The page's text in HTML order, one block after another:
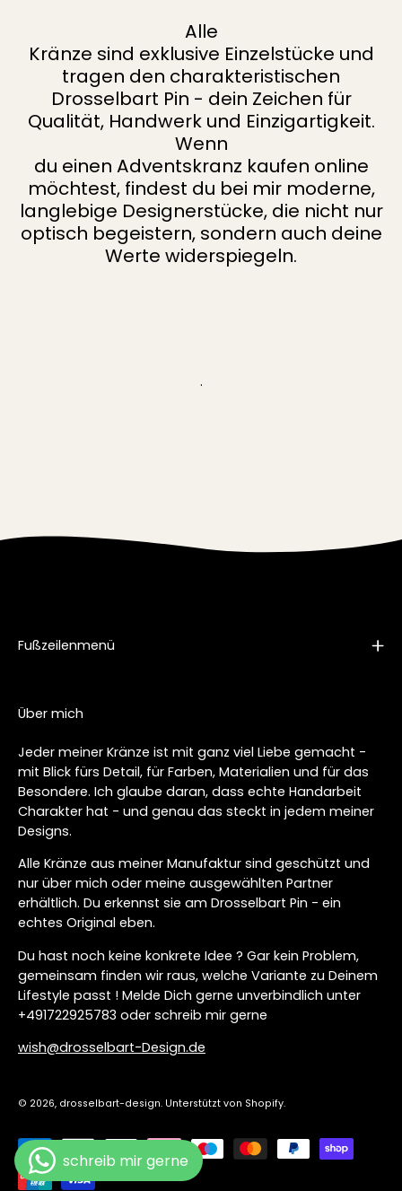
Alle
Kränze sind exklusive Einzelstücke und
tragen den charakteristischen
Drosselbart Pin - dein Zeichen für
Qualität, Handwerk und Einzigartigkeit.
Wenn
du einen Adventskranz kaufen online
möchtest, findest du bei mir moderne,
langlebige Designerstücke, die nicht nur
optisch begeistern, sondern auch deine
Werte widerspiegeln.
.
Fußzeilenmenü
Über mich
Jeder meiner Kränze ist mit ganz viel Liebe gemacht -
mit Blick fürs Detail, für Farben, Materialien und für das
Besondere. Ich glaube daran, dass echte Handarbeit
Charakter hat - und genau das steckt in jedem meiner
Designs.
Alle Kränze aus meiner Manufaktur sind geschützt und
nur über mich oder meine ausgewählten Partner
erhältlich. Du erkennst sie am Drosselbart Pin - ein
echtes Original eben.
Du hast noch keine konkrete Idee ? Gar kein Problem,
gemeinsam finden wir raus, welche Variante zu Deinem
Lifestyle passt ! Melde Dich gerne unverbindlich unter
+491722925783 oder schreib mir gerne
wish@drosselbart-Design.de
© 2026, drosselbart-design. Unterstützt von Shopify.